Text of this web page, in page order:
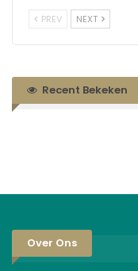
PREV NEXT
Recent Bekeken
Over Ons